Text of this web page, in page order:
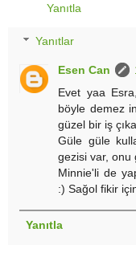
Yanıtla
Yanıtlar
Esen Can
Evet yaa
böyle demez
güzel bir iş
Güle güle
gezisi var, onu
Minnie'li de
:) Sağol fikir
Yanıtla